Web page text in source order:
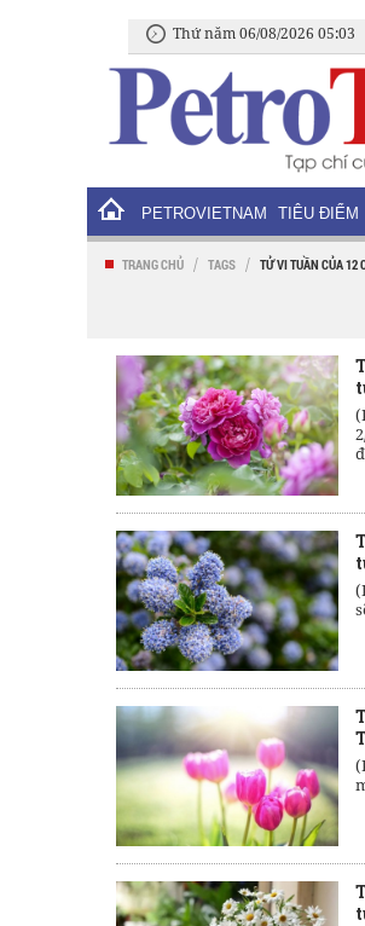
Thứ năm 06/08/2026 05:03
PETROVIETNAM TIÊU ĐIỂM
TRANG CHỦ / TAGS / TỬ VI TUẦN CỦA 12